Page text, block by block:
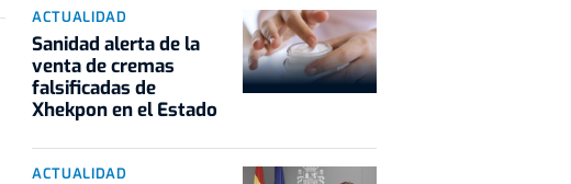
ACTUALIDAD
Sanidad alerta de la
venta de cremas
falsificadas de
Xhekpon en el Estado
ACTUALIDAD